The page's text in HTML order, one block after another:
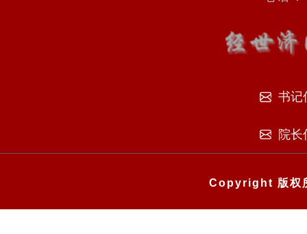
书记
院长
Copyright 版权